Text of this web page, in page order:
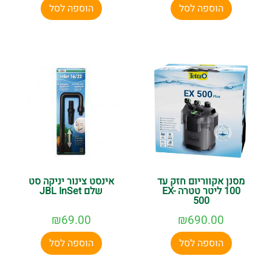
הוספה לסל הוספה לסל
מסנן אקווריום חזק עד
100 ליטר טטרה EX-
500
₪690.00
הוספה לסל
אינסט צינור יניקה סט
שלם JBL InSet
₪69.00
הוספה לסל